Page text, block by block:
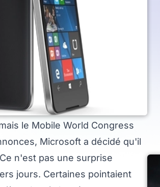
le Mobile World Congress
Microsoft a décidé qu'il
n'est pas une surprise
jours. Certaines pointaient